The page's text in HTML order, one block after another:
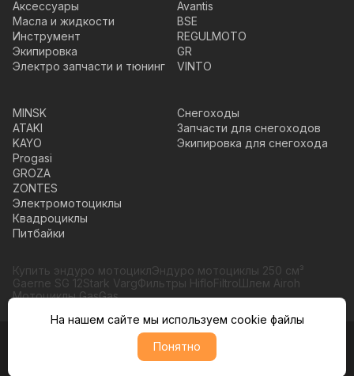
Аксессуары
Масла и жидкости
Инструмент
Экипировка
Электро запчасти и тюнинг
Avantis
BSE
REGULMOTO
GR
VINTO
MINSK
ATAKI
KAYO
Progasi
GROZA
ZONTES
Электромотоциклы
Квадроциклы
Питбайки
Снегоходы
Запчасти для снегоходов
Экипировка для снегохода
Купить эндуро мотоциклЭндуро мотоциклы 250 см³
Gaerne SG 12Stark VargФильтры HifloFiltroШлем Airoh
Мотоциклы GasGas
© Moto365, Все права защищены
Политика обратботки персональных данных
На нашем сайте мы используем cookie файлы
Понятно